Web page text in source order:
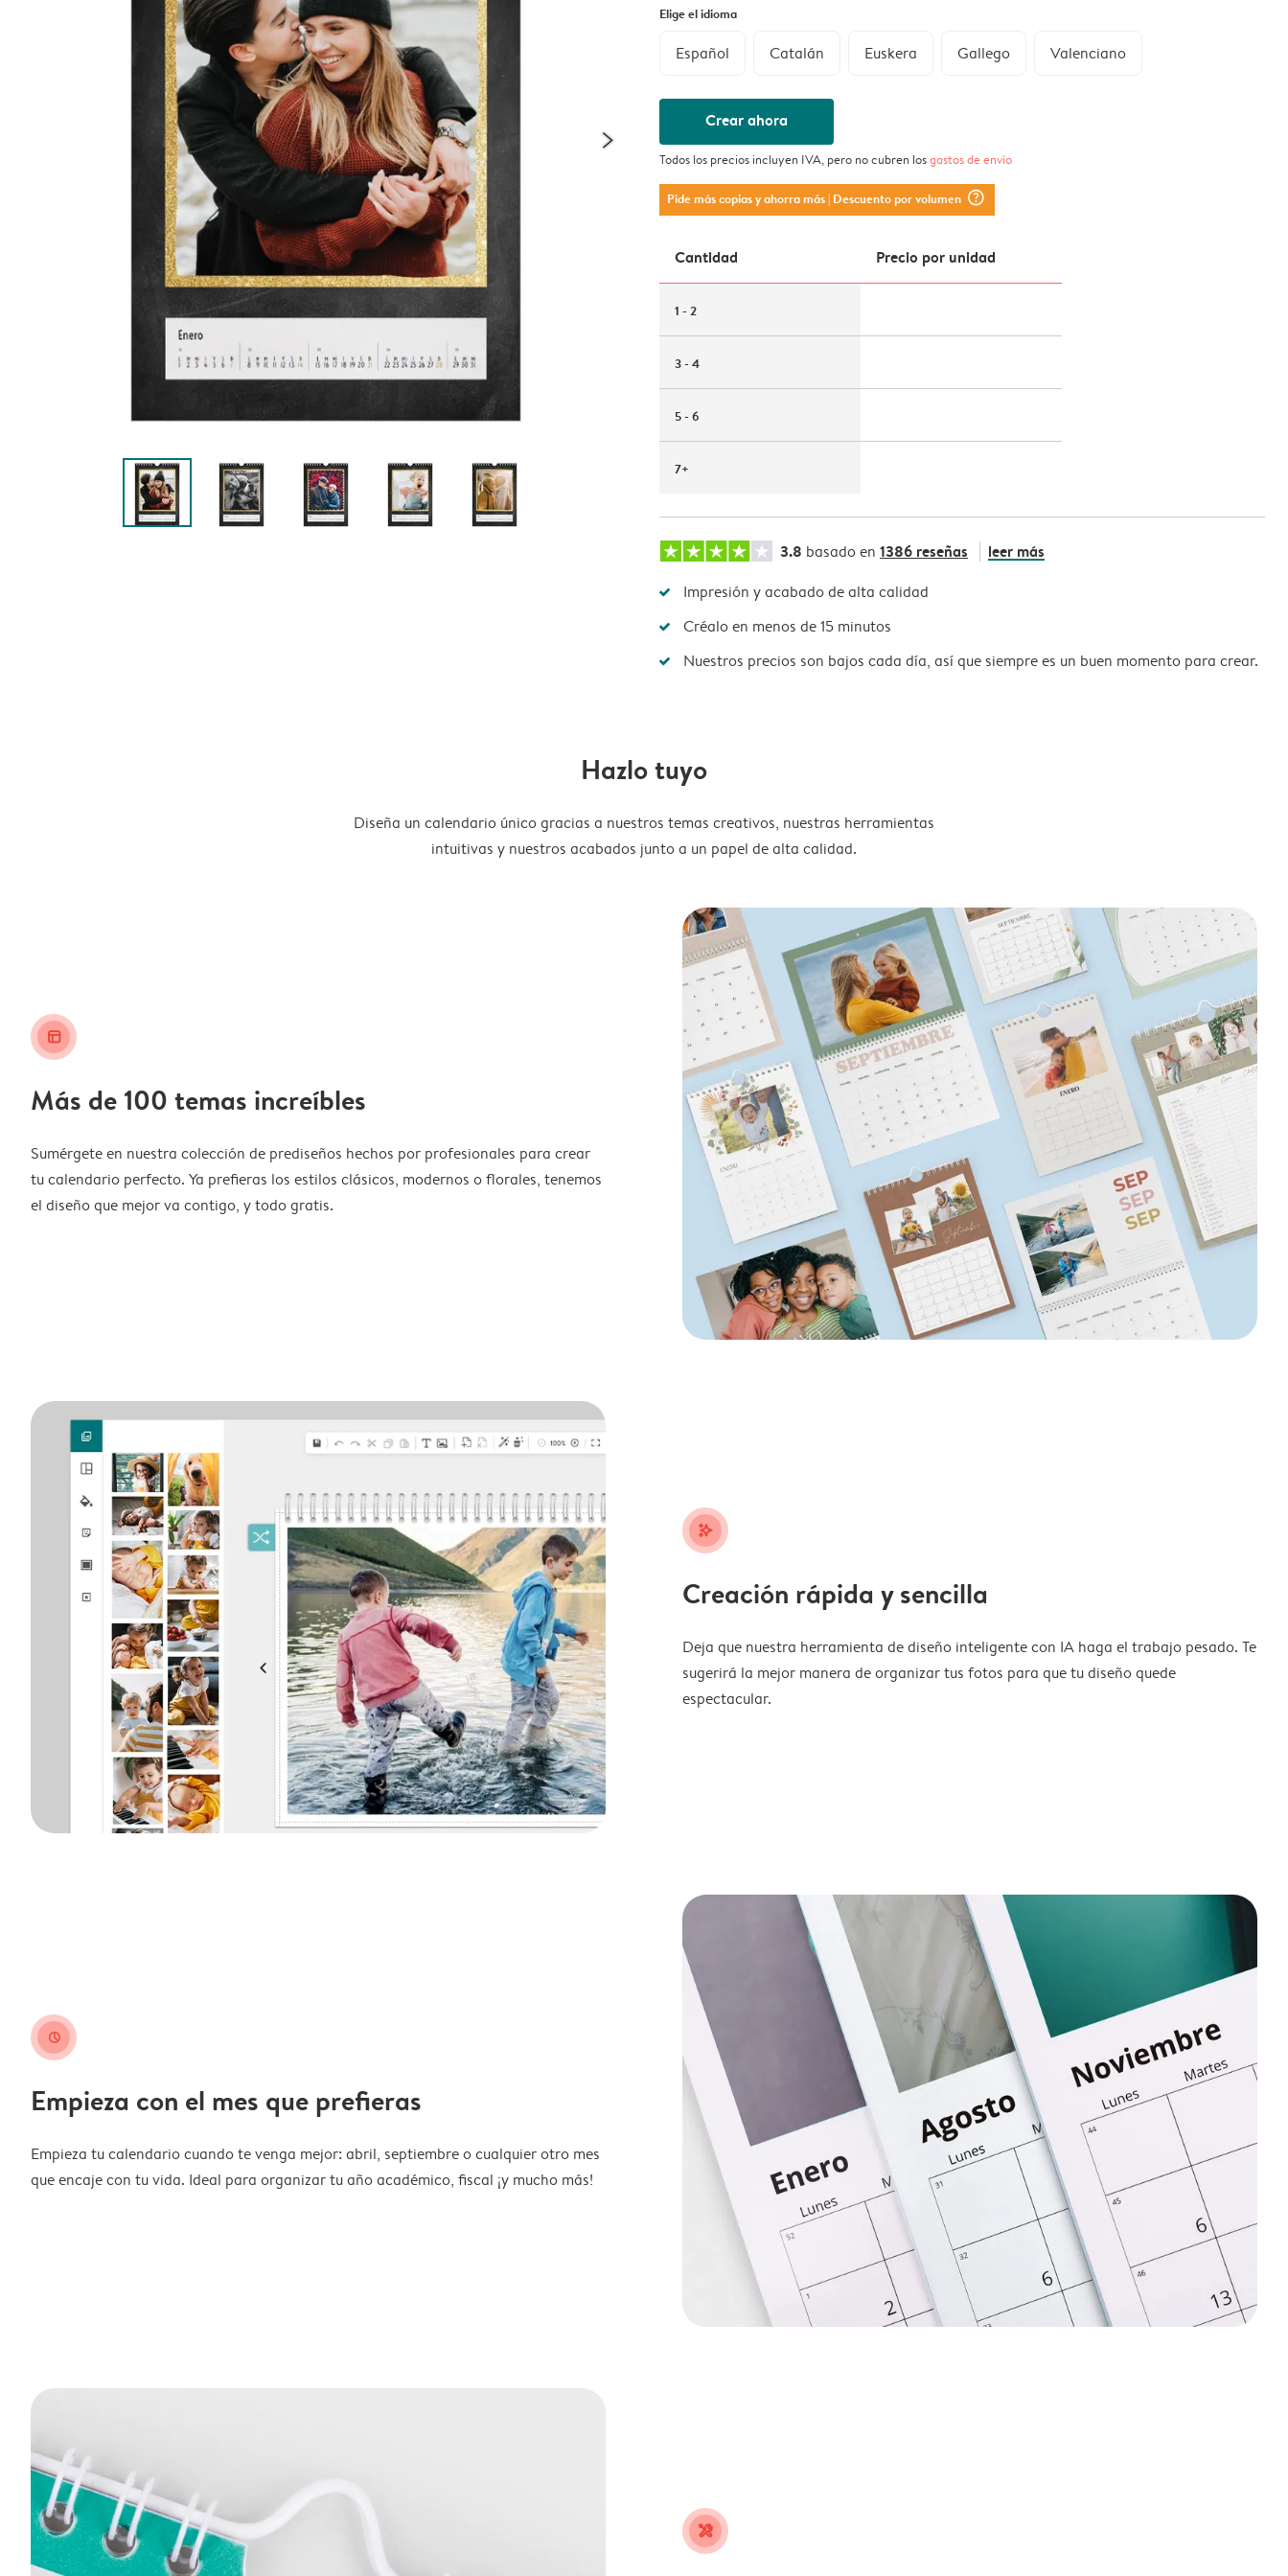
Elige el idioma
Español Catalán Euskera Gallego Valenciano
Crear ahora
Todos los precios incluyen IVA, pero no cubren losgastos de envío
Pide más copias y ahorra más| Descuento por volumen question_mark_circle
Cantidad Precio por unidad
1 - 2
3 - 4
5 - 6
7+
3.8 basado en 1386 reseñas leer más
Impresión y acabado de alta calidad
Créalo en menos de 15 minutos
Nuestros precios son bajos cada día, así que siempre es un buen momento para crear.
Hazlo tuyo
Diseña un calendario único gracias a nuestros temas creativos, nuestras herramientas
intuitivas y nuestros acabados junto a un papel de alta calidad.
layout_alt
Más de 100 temas increíbles
Sumérgete en nuestra colección de prediseños hechos por profesionales para crear
tu calendario perfecto. Ya prefieras los estilos clásicos, modernos o florales, tenemos
el diseño que mejor va contigo, y todo gratis.
stars_plus
Creación rápida y sencilla
Deja que nuestra herramienta de diseño inteligente con IA haga el trabajo pesado. Te
sugerirá la mejor manera de organizar tus fotos para que tu diseño quede
espectacular.
clock
Empieza con el mes que prefieras
Empieza tu calendario cuando te venga mejor: abril, septiembre o cualquier otro mes
que encaje con tu vida. Ideal para organizar tu año académico, fiscal ¡y mucho más!
tools